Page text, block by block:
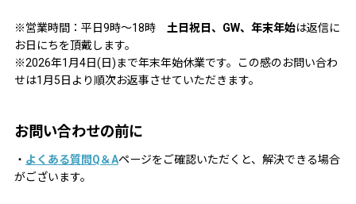
※営業時間：平日9時〜18時 土日祝日、GW、年末年始は返信に
お日にちを頂戴します。
※2026年1月4日(日)まで年末年始休業です。この感のお問い合わ
せは1月5日より順次お返事させていただきます。
お問い合わせの前に
・ よくある質問Q＆Aページをご確認いただくと、解決できる場合
がございます。